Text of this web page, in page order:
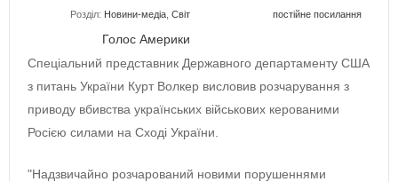
Розділ: Новини-медіа Світ постійне посилання
Голос Америки
Спеціальний представник Державного департаменту США
з питань України Курт Волкер висловив розчарування з
приводу вбивства українських військових керованими
Росією силами на Сході України.
"Надзвичайно розчарований новими порушеннями